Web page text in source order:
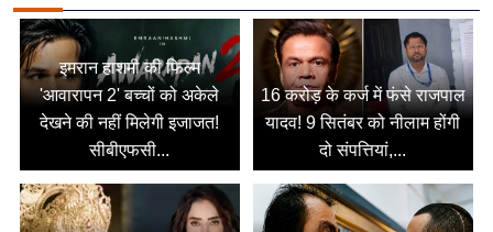
इमरान हाशमी की फिल्म
'आवारापन 2' बच्चों को अकेले
देखने की नहीं मिलेगी इजाजत!
सीबीएफसी...
16 करोड़ के कर्ज में फंसे राजपाल
यादव! 9 सितंबर को नीलाम होंगी
दो संपत्तियां,...